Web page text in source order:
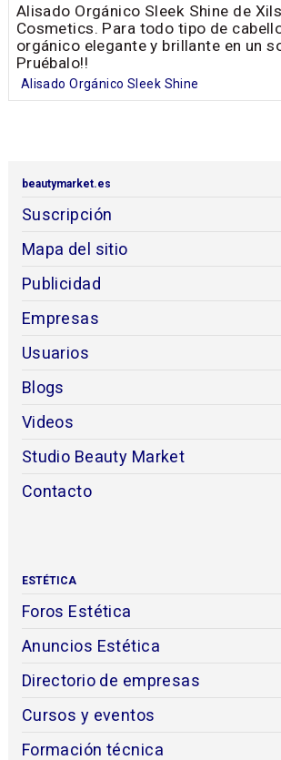
Alisado Orgánico Sleek Shine de
Cosmetics. Para todo tipo de
orgánico elegante y brillante en un
Pruébalo!!
Alisado Orgánico Sleek Shine
beautymarket.es
Suscripción
Mapa del sitio
Publicidad
Empresas
Usuarios
Blogs
Videos
Studio Beauty Market
Contacto
ESTÉTICA
Foros Estética
Anuncios Estética
Directorio de empresas
Cursos y eventos
Formación técnica